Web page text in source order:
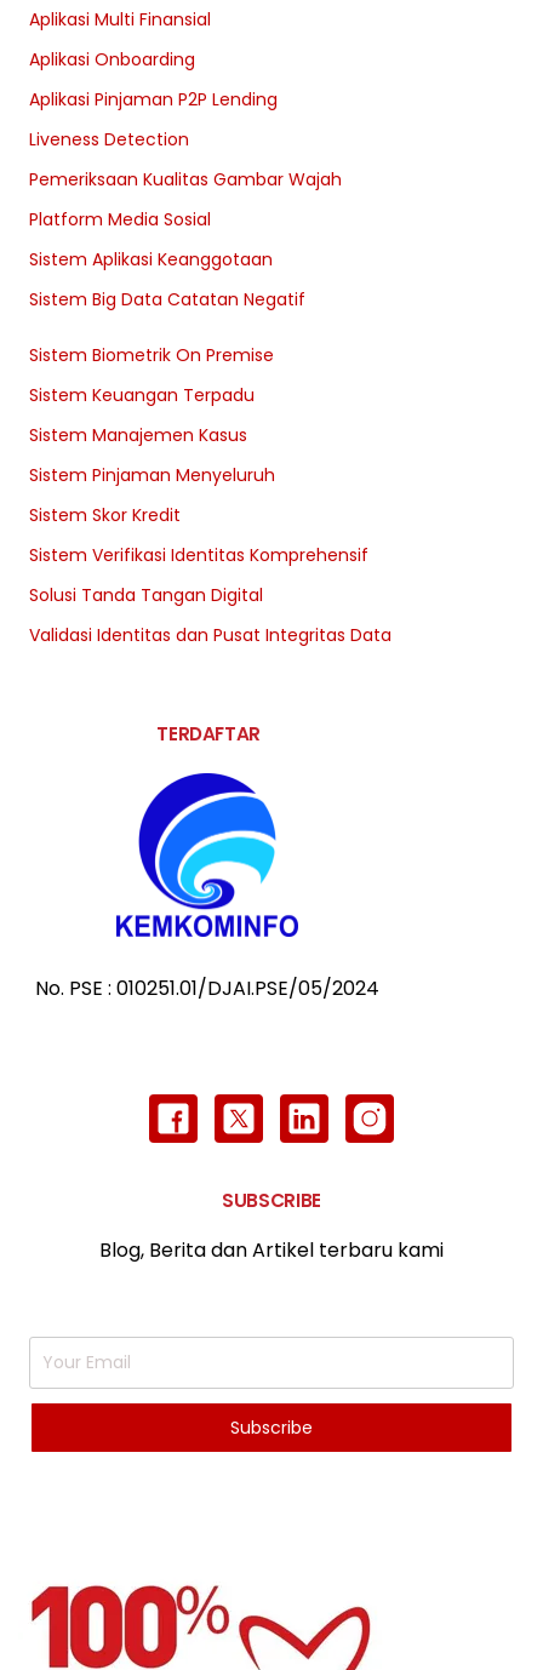
Aplikasi Multi Finansial
Aplikasi Onboarding
Aplikasi Pinjaman P2P Lending
Liveness Detection
Pemeriksaan Kualitas Gambar Wajah
Platform Media Sosial
Sistem Aplikasi Keanggotaan
Sistem Big Data Catatan Negatif
Sistem Biometrik On Premise
Sistem Keuangan Terpadu
Sistem Manajemen Kasus
Sistem Pinjaman Menyeluruh
Sistem Skor Kredit
Sistem Verifikasi Identitas Komprehensif
Solusi Tanda Tangan Digital
Validasi Identitas dan Pusat Integritas Data
TERDAFTAR
No. PSE : 010251.01/DJAI.PSE/05/2024
SUBSCRIBE
Blog, Berita dan Artikel terbaru kami